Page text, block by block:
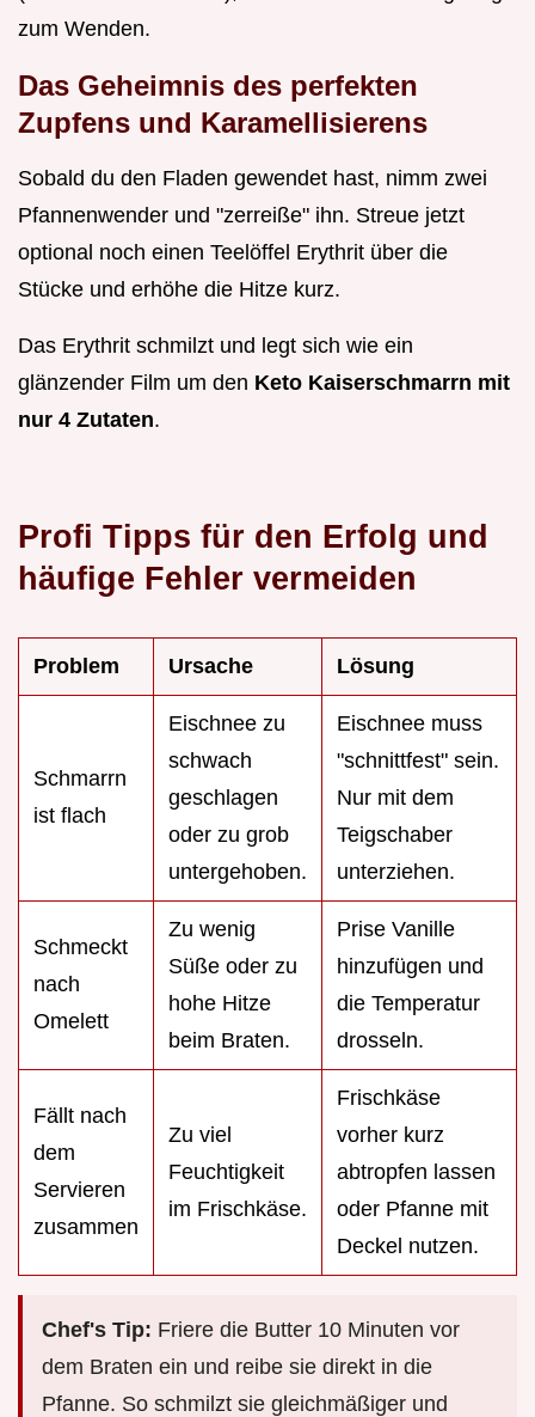
zum Wenden.
Das Geheimnis des perfekten
Zupfens und Karamellisierens
Sobald du den Fladen gewendet hast, nimm zwei
Pfannenwender und "zerreiße" ihn. Streue jetzt
optional noch einen Teelöffel Erythrit über die
Stücke und erhöhe die Hitze kurz.
Das Erythrit schmilzt und legt sich wie ein
glänzender Film um den Keto Kaiserschmarrn mit
nur 4 Zutaten.
Profi Tipps für den Erfolg und
häufige Fehler vermeiden
Problem Ursache Lösung
Schmarrn
ist flach
Eischnee zu
schwach
geschlagen
oder zu grob
untergehoben.
Eischnee muss
"schnittfest" sein.
Nur mit dem
Teigschaber
unterziehen.
Schmeckt
nach
Omelett
Zu wenig
Süße oder zu
hohe Hitze
beim Braten.
Prise Vanille
hinzufügen und
die Temperatur
drosseln.
Fällt nach
dem
Servieren
zusammen
Zu viel
Feuchtigkeit
im Frischkäse.
Frischkäse
vorher kurz
abtropfen lassen
oder Pfanne mit
Deckel nutzen.
Chef's Tip: Friere die Butter 10 Minuten vor
dem Braten ein und reibe sie direkt in die
Pfanne. So schmilzt sie gleichmäßiger und